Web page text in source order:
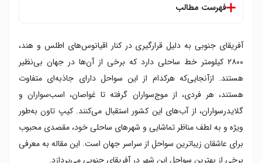
فهرست مطالب
۱. ساحل میلنرتون
۲. خلیج کوچک در بلوبرگ استراند
۳. سواحل کلیفتون
۴. ساحل کمپس بی
۵. ساحل صخره ها
آفریقای جنوبی به دلیل قرارگیری در کنار اقیانوس‌های اطلس و هند،
۲۸۰۰ کیلومتر خط ساحلی دارد که برخی از آن‌ها در جهان بی‌نظیر
هستند. ازآنجایی‌که هرکدام از این سواحل دارای جاذبه‌ای متفاوت
هستند، هر فردی، از موج‌سواران گرفته تا غواصان، اسب‌سواران و
گلایدرسواران، از آب‌های این کشور استقبال می‌کنند. کیپ تاون به‌طور
ویژه و به لطف مناظر تماشایی و شهرهای ساحلی خود، مقصدی محبوب
برای عاشقان زیباترین سواحل از سراسر جهان است. این مقاله به معرفی
برخی از بهترین سواحل این شهر در آفریقای جنوبی می‌پردازد.